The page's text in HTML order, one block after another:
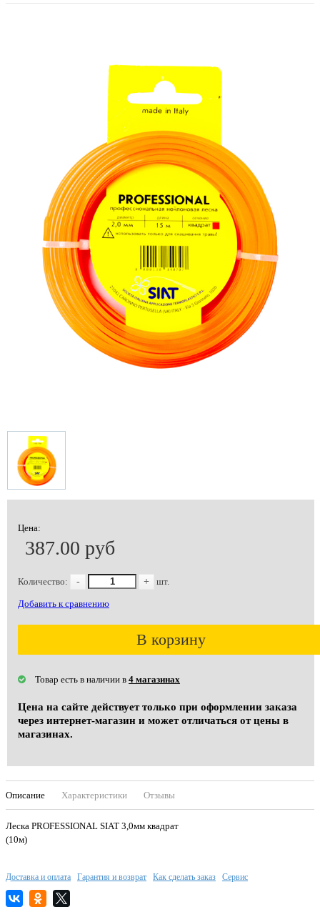
Цена:
387.00 руб
Количество: - + шт.
Добавить к сравнению
В корзину
Товар есть в наличии в 4 магазинах
Цена на сайте действует только при оформлении заказа
через интернет-магазин и может отличаться от цены в
магазинах.
Описание Характеристики Отзывы
Леска PROFESSIONAL SIAT 3,0мм квадрат
(10м)
Доставка и оплата Гарантия и возврат Как сделать заказ Сервис